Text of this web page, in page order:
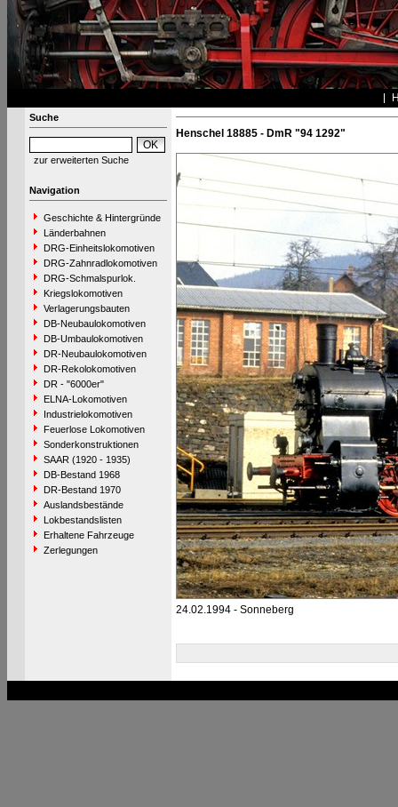
Suche
zur erweiterten Suche
Navigation
Geschichte & Hintergründe
Länderbahnen
DRG-Einheitslokomotiven
DRG-Zahnradlokomotiven
DRG-Schmalspurlok.
Kriegslokomotiven
Verlagerungsbauten
DB-Neubaulokomotiven
DB-Umbaulokomotiven
DR-Neubaulokomotiven
DR-Rekolokomotiven
DR - "6000er"
ELNA-Lokomotiven
Industrielokomotiven
Feuerlose Lokomotiven
Sonderkonstruktionen
SAAR (1920 - 1935)
DB-Bestand 1968
DR-Bestand 1970
Auslandsbestände
Lokbestandslisten
Erhaltene Fahrzeuge
Zerlegungen
Henschel 18885 - DmR "94 1292"
24.02.1994 - Sonneberg